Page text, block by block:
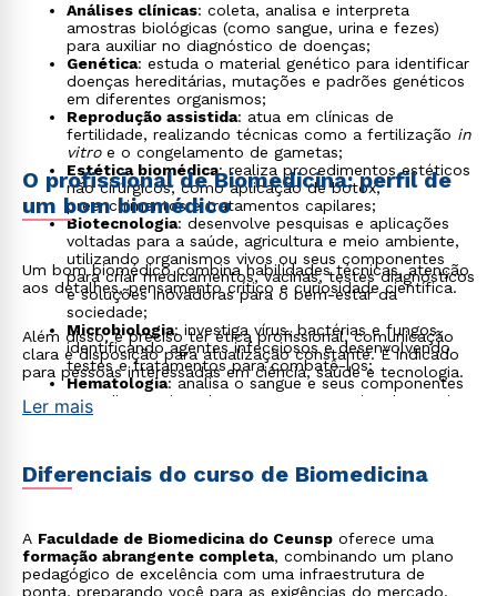
Análises clínicas: coleta, analisa e interpreta
amostras biológicas (como sangue, urina e fezes)
para auxiliar no diagnóstico de doenças;
Genética: estuda o material genético para identificar
doenças hereditárias, mutações e padrões genéticos
em diferentes organismos;
Reprodução assistida: atua em clínicas de
fertilidade, realizando técnicas como a fertilização in
vitroe o congelamento de gametas;
Estética biomédica: realiza procedimentos estéticos
não cirúrgicos, como aplicação de botox,
preenchimentos e tratamentos capilares;
Biotecnologia: desenvolve pesquisas e aplicações
voltadas para a saúde, agricultura e meio ambiente,
utilizando organismos vivos ou seus componentes
para criar medicamentos, vacinas, testes diagnósticos
e soluções inovadoras para o bem-estar da
sociedade;
Microbiologia: investiga vírus, bactérias e fungos,
identificando agentes infecciosos e desenvolvendo
testes e tratamentos para combatê-los;
Hematologia: analisa o sangue e seus componentes
para diagnosticar doenças como anemia e leucemia,
além de atuar em bancos de sangue;
deficiências imunológicas;
Perícia criminal
Toxicologia: pesquisa o efeito de substâncias tóxicas
no organismo, como medicamentos e drogas, para
auxiliar em diagnósticos de envenenamento;
O profissional de Biomedicina: perfil de
um bom biomédico
Um bom biomédico combina habilidades técnicas, atenção
aos detalhes, pensamento crítico e curiosidade científica.
Além disso, é preciso ter ética profissional, comunicação
clara e disposição para atualização constante. É indicado
para pessoas interessadas em ciência, saúde e tecnologia.
Ler mais
Diferenciais do curso de Biomedicina
A Faculdade de Biomedicina do Ceunsp oferece uma
formação abrangente completa, combinando um plano
pedagógico de excelência com uma infraestrutura de
ponta, preparando você para as exigências do mercado.